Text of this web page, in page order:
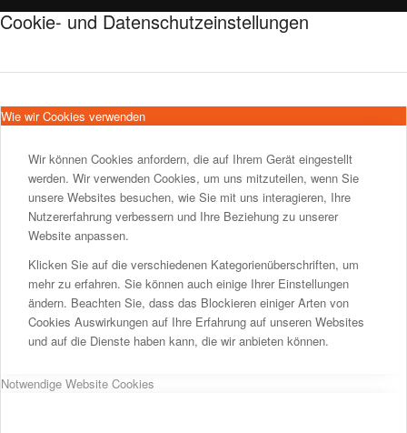
Cookie- und Datenschutzeinstellungen
Wie wir Cookies verwenden
Wir können Cookies anfordern, die auf Ihrem Gerät eingestellt
werden. Wir verwenden Cookies, um uns mitzuteilen, wenn Sie
unsere Websites besuchen, wie Sie mit uns interagieren, Ihre
Nutzererfahrung verbessern und Ihre Beziehung zu unserer
Website anpassen.
Klicken Sie auf die verschiedenen Kategorienüberschriften, um
mehr zu erfahren. Sie können auch einige Ihrer Einstellungen
ändern. Beachten Sie, dass das Blockieren einiger Arten von
Cookies Auswirkungen auf Ihre Erfahrung auf unseren Websites
und auf die Dienste haben kann, die wir anbieten können.
Notwendige Website Cookies